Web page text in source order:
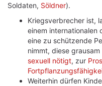
Soldaten, Söldner).
Kriegsverbrecher ist,
einem internationalen
eine zu schützende
nimmt, diese
sexuell nötigt, zur
Weiterhin dürfen